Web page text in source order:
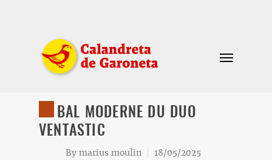
BAL MODERNE DU DUO
VENTASTIC
By marius moulin
18/05/2025